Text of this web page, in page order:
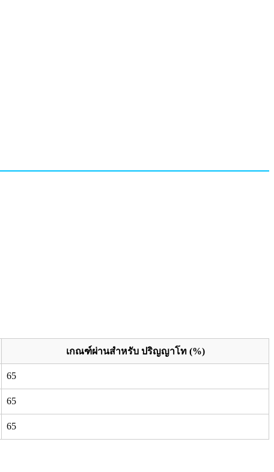
เกณฑ์ผ่านสำหรับ ปริญญาโท (%)
65
65
65